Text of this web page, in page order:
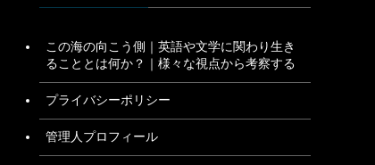
この海の向こう側｜英語や文学に関わり生き
ることとは何か？｜様々な視点から考察する
プライバシーポリシー
管理人プロフィール